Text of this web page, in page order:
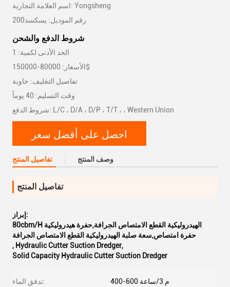
اسم العلامة التجارية: Yongsheng
رقم الموديل: يسكسد200
شروط الدفع والشحن
الحد الأدنى لكمية: 1
الأسعار: 80000-150000$
تفاصيل التغليف: حاوية
وقت التسليم: 40 يوماً
شروط الدفع: L/C ، D/A ، D/P ، T/T ، ، Western Union
احصل على أفضل سعر
تفاصيل المنتج وصف المنتج
تفاصيل المنتج
إبراز:
80cbm/H الهيدروليكية القطع الامتصاص الجرافة,حفرة هيدروليكية
حفرة امتصاص,سعة صلبة الهيدروليكية القطع الامتصاص الجرافة
, Hydraulic Cutter Suction Dredger,
Solid Capacity Hydraulic Cutter Suction Dredger
تدفق الماء: 400-600 م 3/ساعة